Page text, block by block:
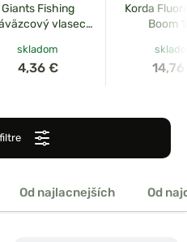
Giants Fishing
vlasec
skladom
4,36 €
Korda
Boom
Od najlacnejších Od